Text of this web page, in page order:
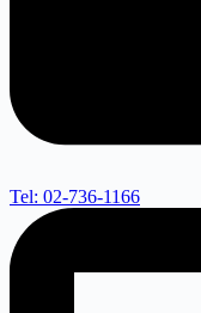
Tel: 02-736-1166